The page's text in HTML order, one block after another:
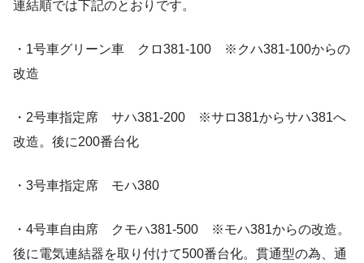
連結順では下記のとおりです。
・1号車グリーン車 クロ381-100 ※クハ381-100からの
改造
・2号車指定席 サハ381-200 ※サロ381からサハ381へ
改造。後に200番台化
・3号車指定席 モハ380
・4号車自由席 クモハ381-500 ※モハ381からの改造。
後に電気連結器を取り付けて500番台化。貫通型の為、通